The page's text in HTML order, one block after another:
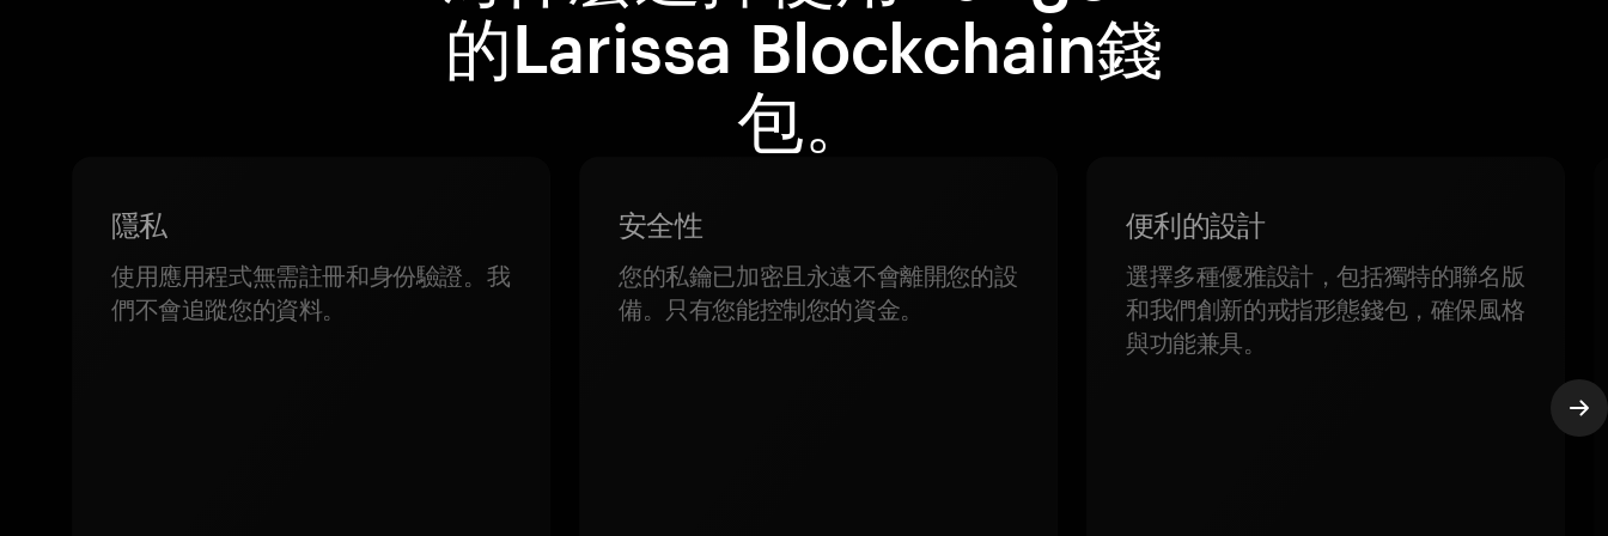
的Larissa Blockchain錢
包。
隱私
使用應用程式無需註冊和身份驗證。我
們不會追蹤您的資料。
安全性
您的私鑰已加密且永遠不會離開您的設
備。只有您能控制您的資金。
便利的設計
選擇多種優雅設計，包括獨特的聯名版
和我們創新的戒指形態錢包，確保風格
與功能兼具。